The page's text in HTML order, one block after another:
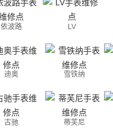
依波路 LV
迪奥 雪铁纳
古驰 蒂芙尼